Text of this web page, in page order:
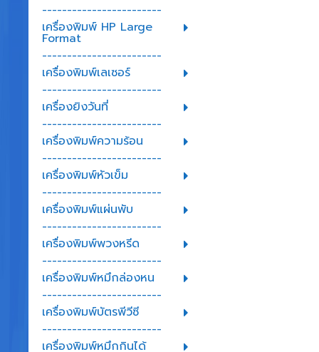
------------------------
เครื่องพิมพ์ HP Large
Format
------------------------
เครื่องพิมพ์เลเซอร์
------------------------
เครื่องยิงวันที่
------------------------
เครื่องพิมพ์ความร้อน
------------------------
เครื่องพิมพ์หัวเข็ม
------------------------
เครื่องพิมพ์แผ่นพับ
------------------------
เครื่องพิมพ์พวงหรีด
------------------------
เครื่องพิมพ์หมึกล่องหน
------------------------
เครื่องพิมพ์บัตรพีวีซี
------------------------
เครื่องพิมพ์หมึกกินได้